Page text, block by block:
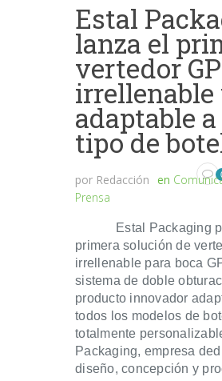
Estal
lanza el
vertedor
irrellenable
adaptable
tipo de
por Redacción en
Prensa
Estal Packaging
primera solución de
irrellenable para boca
sistema de doble
producto innovador
todos los modelos de
totalmente
Packaging, empresa
diseño, concepción y